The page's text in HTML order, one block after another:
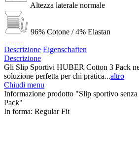
Altezza laterale normale
96% Cotone / 4% Elastan
Descrizione Eigenschaften
Descrizione
Gli Slip Sportivi HUBER Cotton 3 Pack
soluzione perfetta per chi pratica...altro
Chiudi menu
Informazione prodotto "Slip sportivo
Pack"
In forma: Regular Fit